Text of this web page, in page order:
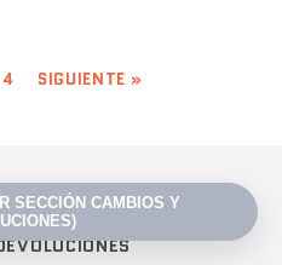
4 SIGUIENTE »
ALGO